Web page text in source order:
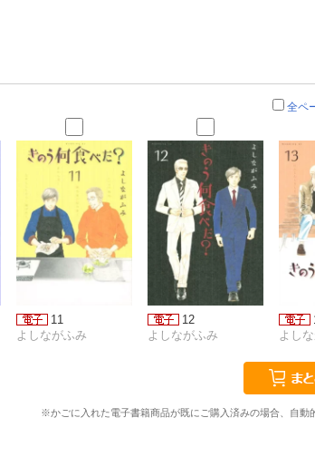
全ペ
11
よしながふみ
12
よしながふみ
よし
※かごに入れた電子書籍商品が既にご購入済みの場合、自動